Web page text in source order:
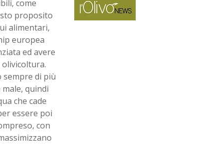
come
proposito
alimentari,
europea
ed avere
sempre di più
quindi
che cade
essere poi
con